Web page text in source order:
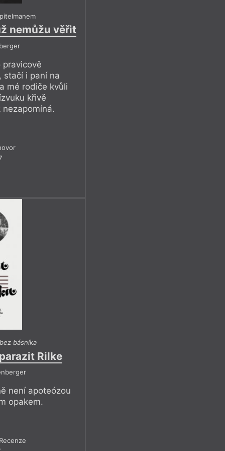
nemůžu věřit
stačí i paní na
mé rodiče kvůli
křivě
básníka
Rilke
není apoteózou
opakem.